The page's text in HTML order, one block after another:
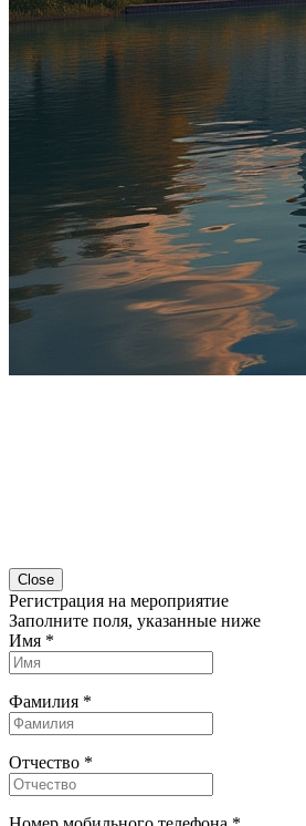
Close
Регистрация на мероприятие
Заполните поля, указанные ниже
Имя *
Фамилия *
Отчество *